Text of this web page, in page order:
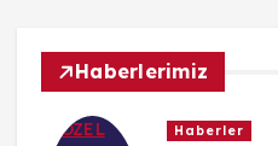
Haberlerimiz
Haberler